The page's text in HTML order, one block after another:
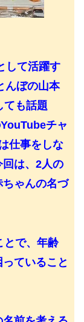
して活躍す
んぼの山本
ても話題
チャ
仕事をしな
は、2人の
ゃんの名づ
で、年齢
ていること